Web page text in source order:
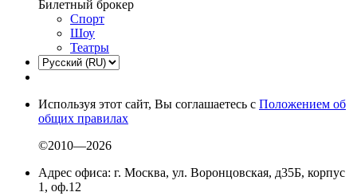
Билетный брокер
Спорт
Шоу
Театры
Используя этот сайт, Вы соглашаетесь с Положением об
общих правилах
©2010—2026
Адрес офиса: г. Москва, ул. Воронцовская, д35Б, корпус
1, оф.12